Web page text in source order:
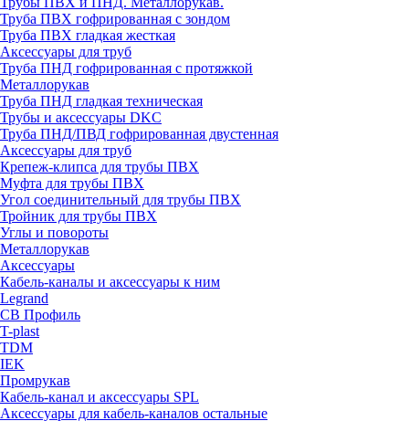
Труба ПВХ гофрированная с зондом
Труба ПВХ гладкая жесткая
Аксессуары для труб
Труба ПНД гофрированная с протяжкой
Металлорукав
Труба ПНД гладкая техническая
Трубы и аксессуары DKC
Труба ПНД/ПВД гофрированная двустенная
Аксессуары для труб
Крепеж-клипса для трубы ПВХ
Муфта для трубы ПВХ
Угол соединительный для трубы ПВХ
Тройник для трубы ПВХ
Углы и повороты
Металлорукав
Аксессуары
Кабель-каналы и аксессуары к ним
Legrand
СВ Профиль
T-plast
TDM
IEK
Промрукав
Кабель-канал и аксессуары SPL
Аксессуары для кабель-каналов остальные